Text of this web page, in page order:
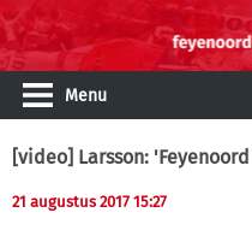
Menu
[video] Larsson:
21 augustus 2017 15:27